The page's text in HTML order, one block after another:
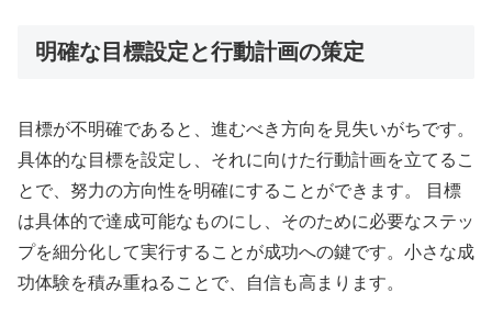
明確な目標設定と行動計画の策定
目標が不明確であると、進むべき方向を見失いがちです。
具体的な目標を設定し、それに向けた行動計画を立てるこ
とで、努力の方向性を明確にすることができます。 目標
は具体的で達成可能なものにし、そのために必要なステッ
プを細分化して実行することが成功への鍵です。小さな成
功体験を積み重ねることで、自信も高まります。